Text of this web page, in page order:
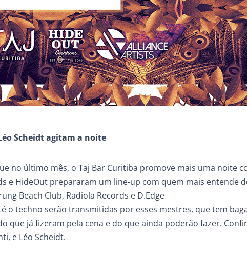
Scheidt agitam a noite
no último mês, o Taj Bar Curitiba promove mais uma noite
e HideOut prepararam um line-up com quem mais entende
Beach Club, Radiola Records e D.Edge
o techno serão transmitidas por esses mestres, que tem
que já fizeram pela cena e do que ainda poderão fazer.
e Léo Scheidt.